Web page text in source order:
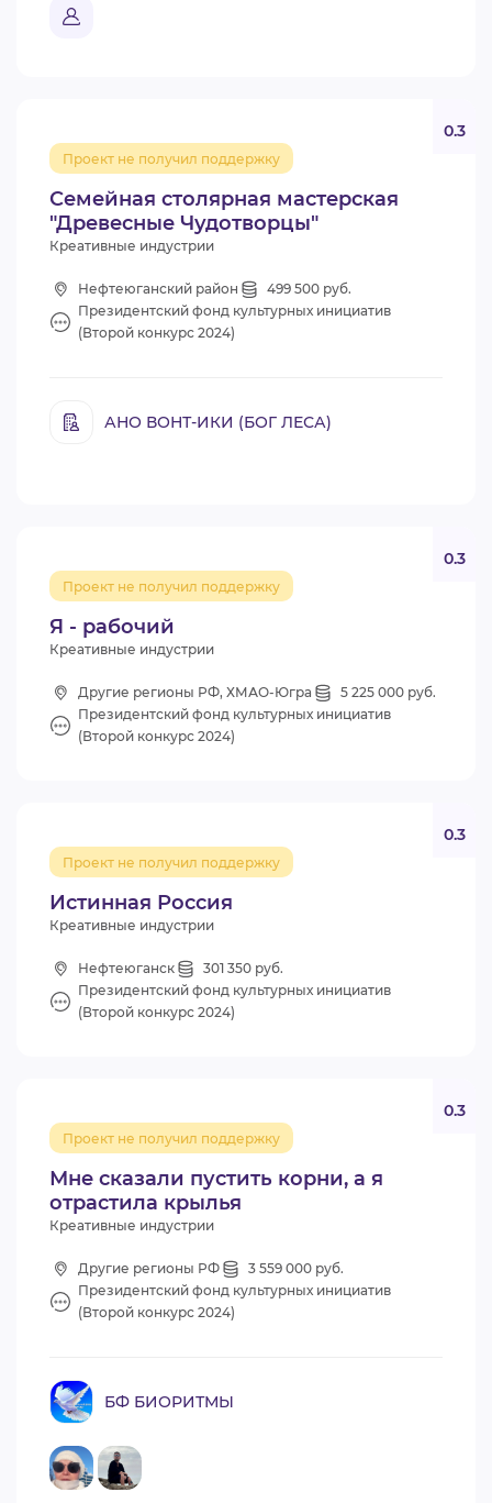
Семейная столярная мастерская
"Древесные Чудотворцы"
Проект не получил поддержку
0.3
Креативные индустрии
Нефтеюганский район
499 500 руб.
Президентский фонд культурных инициатив
(Второй конкурс 2024)
АНО ВОНТ-ИКИ (БОГ ЛЕСА)
Я - рабочий
Проект не получил поддержку
0.3
Креативные индустрии
Другие регионы РФ, ХМАО-Югра
5 225 000 руб.
Президентский фонд культурных инициатив
(Второй конкурс 2024)
Истинная Россия
Проект не получил поддержку
0.3
Креативные индустрии
Нефтеюганск
301 350 руб.
Президентский фонд культурных инициатив
(Второй конкурс 2024)
Мне сказали пустить корни, а я
отрастила крылья
Проект не получил поддержку
0.3
Креативные индустрии
Другие регионы РФ
3 559 000 руб.
Президентский фонд культурных инициатив
(Второй конкурс 2024)
БФ БИОРИТМЫ